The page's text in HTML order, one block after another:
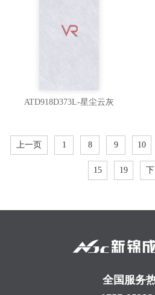
ATD918D373L-星尘云灰
上一页 1 8 9 10
15 19
全国服务